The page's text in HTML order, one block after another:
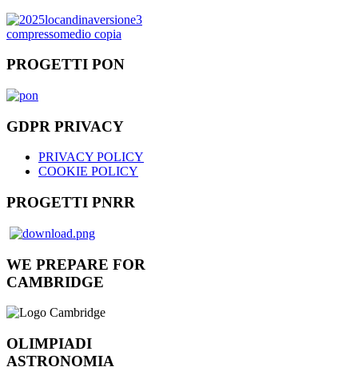
PROGETTI PON
GDPR PRIVACY
PRIVACY POLICY
COOKIE POLICY
PROGETTI PNRR
WE PREPARE FOR
CAMBRIDGE
OLIMPIADI
ASTRONOMIA